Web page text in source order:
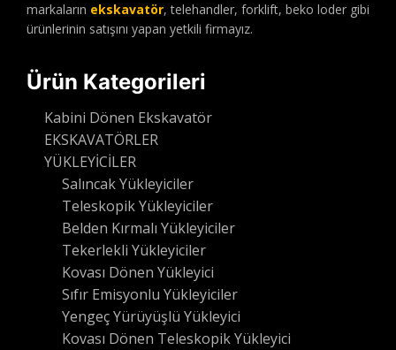
markaların ekskavatör, telehandler, forklift, beko loder gibi
ürünlerinin satışını yapan yetkili firmayız.
Ürün Kategorileri
Kabini Dönen Ekskavatör
EKSKAVATÖRLER
YÜKLEYİCİLER
Salıncak Yükleyiciler
Teleskopik Yükleyiciler
Belden Kırmalı Yükleyiciler
Tekerlekli Yükleyiciler
Kovası Dönen Yükleyici
Sıfır Emisyonlu Yükleyiciler
Yengeç Yürüyüşlü Yükleyici
Kovası Dönen Teleskopik Yükleyici